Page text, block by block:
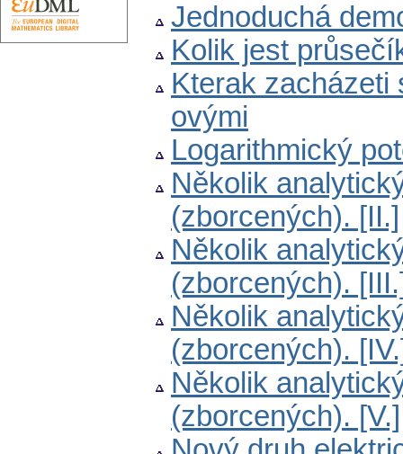
Jednoduchá
Kolik jest
Kterak zacházeti
ovými
Logarithmický
Několik
(zborcených). [II.]
Několik
(zborcených).
Několik
(zborcených).
Několik
(zborcených). [V.]